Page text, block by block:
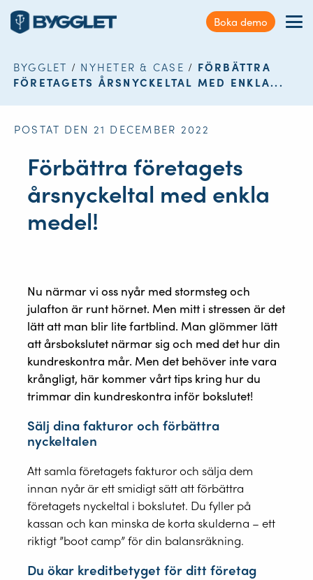
Nyheter & Case
Kontakt
Boka demo
Sök
webbplatsen
BYGGLET / NYHETER & CASE / FÖRBÄTTRA
FÖRETAGETS ÅRSNYCKELTAL MED ENKLA...
POSTAT DEN 21 DECEMBER 2022
Förbättra företagets
årsnyckeltal med enkla
medel!
Nu närmar vi oss nyår med stormsteg och
julafton är runt hörnet. Men mitt i stressen är det
lätt att man blir lite fartblind. Man glömmer lätt
att årsbokslutet närmar sig och med det hur din
kundreskontra mår. Men det behöver inte vara
krångligt, här kommer vårt tips kring hur du
trimmar din kundreskontra inför bokslutet!
Sälj dina fakturor och förbättra
nyckeltalen
Att samla företagets fakturor och sälja dem
innan nyår är ett smidigt sätt att förbättra
företagets nyckeltal i bokslutet. Du fyller på
kassan och kan minska de korta skulderna – ett
riktigt ”boot camp” för din balansräkning.
Du ökar kreditbetyget för ditt företag